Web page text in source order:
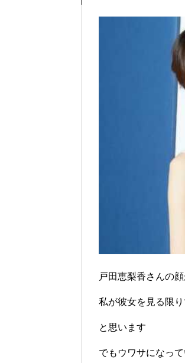
戸田恵梨香さんの
私が彼女を見る限
と思います
でもウワサになっ